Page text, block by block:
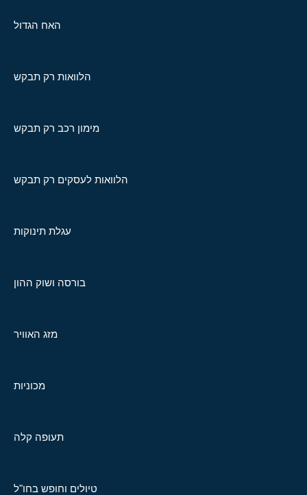
האח הגדול
הלוואות רק תבקש
מימון רכב רק תבקש
הלוואות לעסקים רק תבקש
עגלת תינוקות
בורסה ושוק ההון
מזג האוויר
מכוניות
תעופה קלה
טיולים וחופש בחו"ל